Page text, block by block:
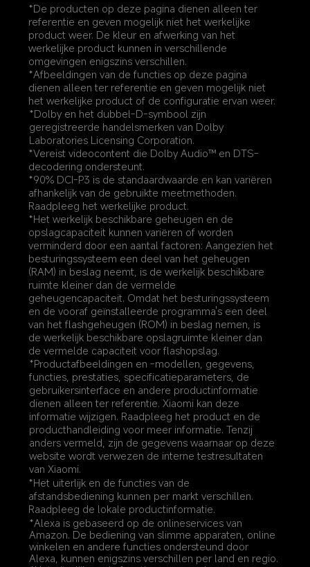
*De producten op deze pagina dienen alleen ter
referentie en geven mogelijk niet het werkelijke
product weer. De kleur en afwerking van het
werkelijke product kunnen in verschillende
omgevingen enigszins verschillen.
*Afbeeldingen van de functies op deze pagina
dienen alleen ter referentie en geven mogelijk niet
het werkelijke product of de configuratie ervan weer.
*Dolby en het dubbel-D-symbool zijn
geregistreerde handelsmerken van Dolby
Laboratories Licensing Corporation.
*Vereist videocontent die Dolby Audio™ en DTS-
decodering ondersteunt.
*90% DCI-P3 is de standaardwaarde en kan variëren
afhankelijk van de gebruikte meetmethoden.
Raadpleeg het werkelijke product.
*Het werkelijk beschikbare geheugen en de
opslagcapaciteit kunnen variëren of worden
verminderd door een aantal factoren: Aangezien het
besturingssysteem een deel van het geheugen
(RAM) in beslag neemt, is de werkelijk beschikbare
ruimte kleiner dan de vermelde
geheugencapaciteit. Omdat het besturingssysteem
en de vooraf geïnstalleerde programma's een deel
van het flashgeheugen (ROM) in beslag nemen, is
de werkelijk beschikbare opslagruimte kleiner dan
de vermelde capaciteit voor flashopslag.
*Productafbeeldingen en -modellen, gegevens,
functies, prestaties, specificatieparameters, de
gebruikersinterface en andere productinformatie
dienen alleen ter referentie. Xiaomi kan deze
informatie wijzigen. Raadpleeg het product en de
producthandleiding voor meer informatie. Tenzij
anders vermeld, zijn de gegevens waarnaar op deze
website wordt verwezen de interne testresultaten
van Xiaomi.
*Het uiterlijk en de functies van de
afstandsbediening kunnen per markt verschillen.
Raadpleeg de lokale productinformatie.
*Alexa is gebaseerd op de onlineservices van
Amazon. De bediening van slimme apparaten, online
winkelen en andere functies ondersteund door
Alexa, kunnen enigszins verschillen per land en regio.